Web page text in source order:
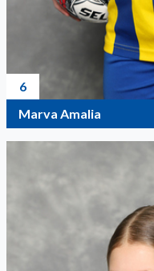
6
Marva Amalia